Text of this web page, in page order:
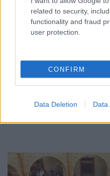
related to security,
functionality and fraud
user protection.
CONFIRM
Data Deletion Data
- LETILTOTTA A
FIÓKJÁT
szolgáltatást használt, hogy